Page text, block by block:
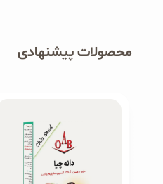
محصولات پیشنهادی